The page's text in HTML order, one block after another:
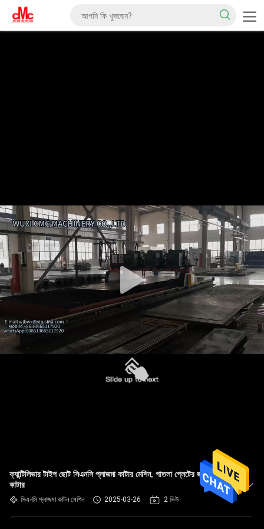
ক্যান্টিলিভার টাইপ ছোট সিএনসি প্লাজমা কাটার মেশিন, পাতলা প্লেটের জন্য শিখা
কাটার
সিএনসি প্লাজমা কাটন মেশিন 2025-03-26 2 ভিউ